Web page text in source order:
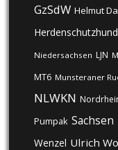
GzSdW Helmut
Niedersachsen LJN
MT6 Munsteraner
NLWKN
Pumpak Sachsen
Wenzel Ulrich